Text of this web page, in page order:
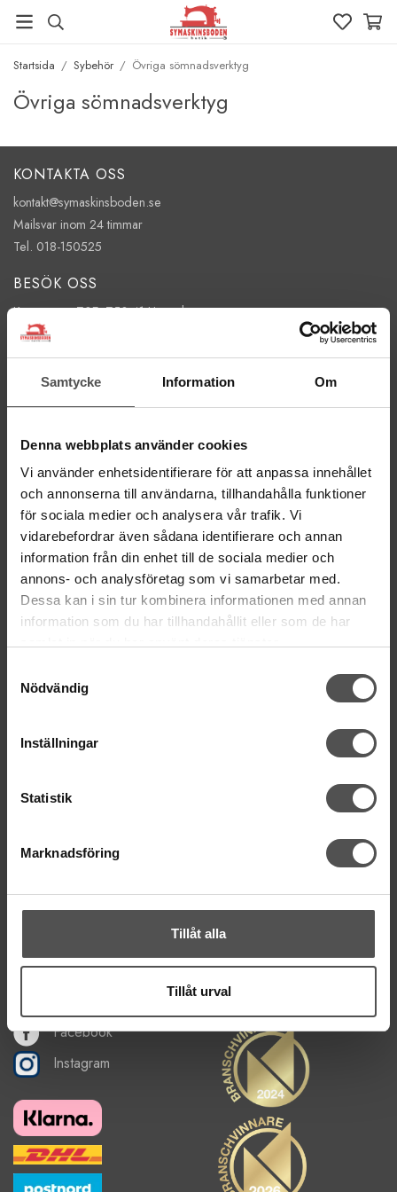
Samtycke Information Om
Denna webbplats använder cookies
Vi använder enhetsidentifierare för att anpassa innehållet
och annonserna till användarna, tillhandahålla funktioner
för sociala medier och analysera vår trafik. Vi
vidarebefordrar även sådana identifierare och annan
information från din enhet till de sociala medier och
annons- och analysföretag som vi samarbetar med.
Dessa kan i sin tur kombinera informationen med annan
information som du har tillhandahållit eller som de har
Nödvändig
Inställningar
Statistik
Marknadsföring
Tillåt alla
Tillåt urval
Startsida / Sybehör / Övriga sömnadsverktyg
Övriga sömnadsverktyg
KONTAKTA OSS
kontakt@symaskinsboden.se
Mailsvar inom 24 timmar
Tel. 018-150525
BESÖK OSS
Kungsgatan 70E, 753 41 Uppsala
ÖPPETTIDER
Mån-Tor 11:00 - 18:00
Fre 11:00 - 17:00
Lörd Stängt Juli-Aug
© Copyrightskyddat material på sidan. Sevillkor
HANDLA
Villkor
Kontakta oss
Mina favoriter
Logga in
Köp presentkort
Köpguide symaskin
Hitta till vår butik
Nyhetsbrev
De uppgifter du matar in kommer endast användas till våra nyhetsbrev.
Facebook
Instagram